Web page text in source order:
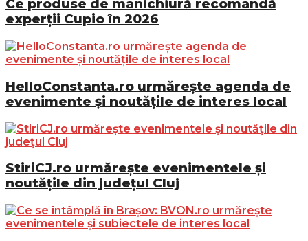
Ce produse de manichiură recomandă
experții Cupio în 2026
HelloConstanta.ro urmărește agenda de
evenimente și noutățile de interes local
StiriCJ.ro urmărește evenimentele și
noutățile din județul Cluj